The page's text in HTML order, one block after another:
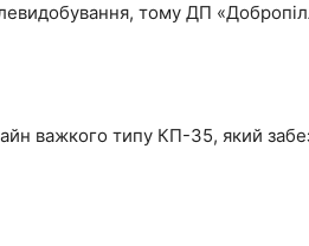
тому ДП
важкого типу КП-35, який